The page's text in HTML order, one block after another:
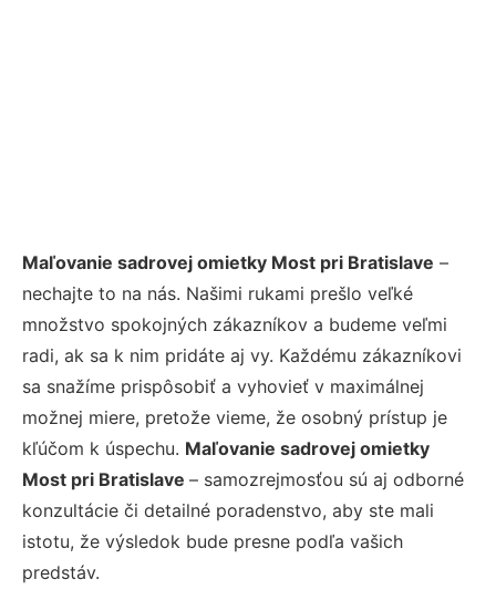
Maľovanie sadrovej omietky Most pri Bratislave –
nechajte to na nás. Našimi rukami prešlo veľké
množstvo spokojných zákazníkov a budeme veľmi
radi, ak sa k nim pridáte aj vy. Každému zákazníkovi
sa snažíme prispôsobiť a vyhovieť v maximálnej
možnej miere, pretože vieme, že osobný prístup je
kľúčom k úspechu. Maľovanie sadrovej omietky
Most pri Bratislave – samozrejmosťou sú aj odborné
konzultácie či detailné poradenstvo, aby ste mali
istotu, že výsledok bude presne podľa vašich
predstáv.